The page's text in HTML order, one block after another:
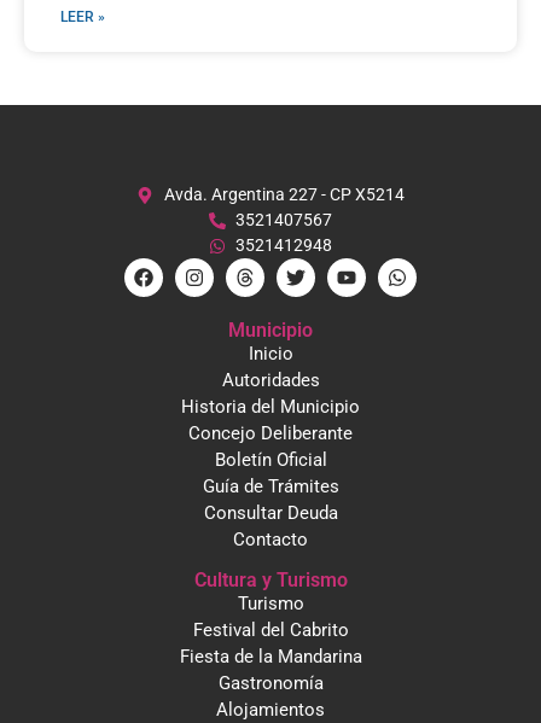
LEER »
Avda. Argentina 227 - CP X5214
3521407567
3521412948
Municipio
Inicio
Autoridades
Historia del Municipio
Concejo Deliberante
Boletín Oficial
Guía de Trámites
Consultar Deuda
Contacto
Cultura y Turismo
Turismo
Festival del Cabrito
Fiesta de la Mandarina
Gastronomía
Alojamientos